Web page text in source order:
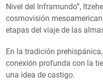
Nivel del Inframundo”,
cosmovisión
etapas del viaje de las
En la tradición
conexión profunda con la
una idea de castigo.